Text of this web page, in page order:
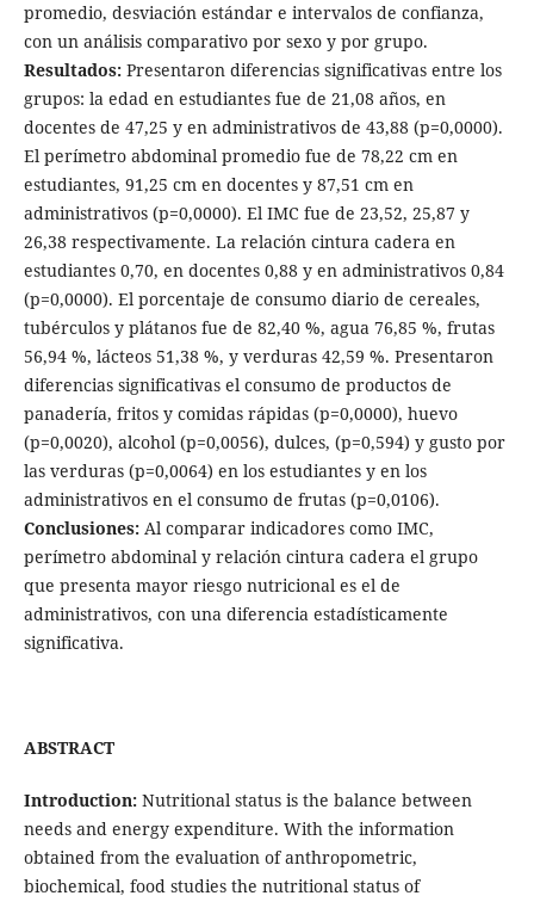
promedio, desviación estándar e intervalos de confianza,
con un análisis comparativo por sexo y por grupo.
Resultados:Presentaron diferencias significativas entre los
grupos: la edad en estudiantes fue de 21,08 años, en
docentes de 47,25 y en administrativos de 43,88 (p=0,0000).
El perímetro abdominal promedio fue de 78,22 cm en
estudiantes, 91,25 cm en docentes y 87,51 cm en
administrativos (p=0,0000). El IMC fue de 23,52, 25,87 y
26,38 respectivamente. La relación cintura cadera en
estudiantes 0,70, en docentes 0,88 y en administrativos 0,84
(p=0,0000). El porcentaje de consumo diario de cereales,
tubérculos y plátanos fue de 82,40 %, agua 76,85 %, frutas
56,94 %, lácteos 51,38 %, y verduras 42,59 %. Presentaron
diferencias significativas el consumo de productos de
panadería, fritos y comidas rápidas (p=0,0000), huevo
(p=0,0020), alcohol (p=0,0056), dulces, (p=0,594) y gusto por
las verduras (p=0,0064) en los estudiantes y en los
administrativos en el consumo de frutas (p=0,0106).
Conclusiones:Al comparar indicadores como IMC,
perímetro abdominal y relación cintura cadera el grupo
que presenta mayor riesgo nutricional es el de
administrativos, con una diferencia estadísticamente
significativa.
ABSTRACT
Introduction: Nutritional status is the balance between
needs and energy expenditure. With the information
obtained from the evaluation of anthropometric,
biochemical, food studies the nutritional status of